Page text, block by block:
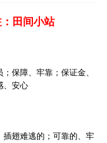
田间小站
保障、牢靠；保证金、
、安心
翅难逃的；可靠的、牢